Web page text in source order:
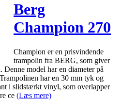
Berg
Champion 270
+ Deluxe
sikkerhedsnet
ø270cm
Champion er en prisvindende
trampolin fra BERG, som giver
model har en diameter på
har en 30 mm tyk og
i slidstærkt vinyl, som overlapper
ce (Læs mere)